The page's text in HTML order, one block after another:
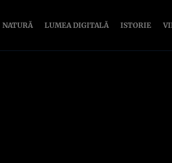
NATURĂ LUMEA DIGITALĂ ISTORIE